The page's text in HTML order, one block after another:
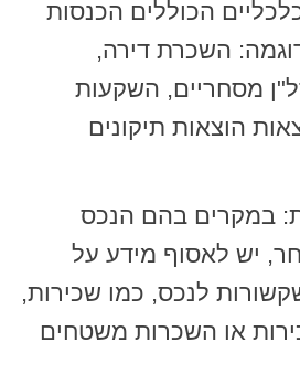
הכוללים הכנסות
השכרת דירה,
מסחריים, השקעות
הוצאות תיקונים
במקרים בהם הנכס
יש לאסוף מידע על
לנכס, כמו שכירות,
או השכרות משטחים